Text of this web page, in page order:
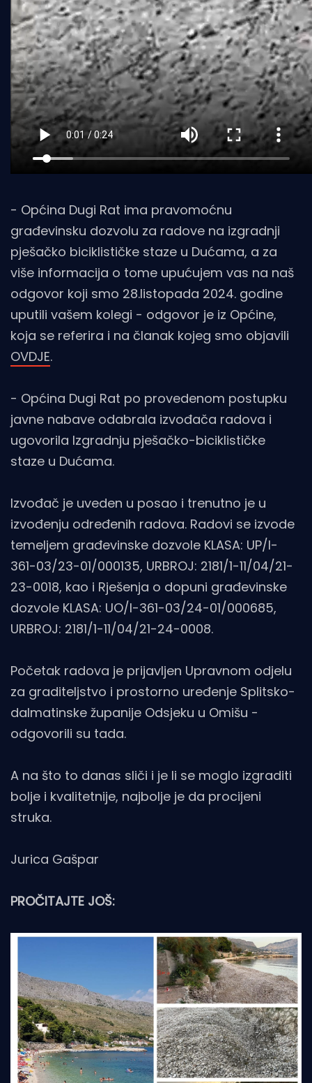
- Općina Dugi Rat ima pravomoćnu
građevinsku dozvolu za radove na izgradnji
pješačko biciklističke staze u Dućama, a za
više informacija o tome upućujem vas na naš
odgovor koji smo 28.listopada 2024. godine
uputili vašem kolegi - odgovor je iz Općine,
koja se referira i na članak kojeg smo objavili
OVDJE.
- Općina Dugi Rat po provedenom postupku
javne nabave odabrala izvođača radova i
ugovorila Izgradnju pješačko-biciklističke
staze u Dućama.
Izvođač je uveden u posao i trenutno je u
izvođenju određenih radova. Radovi se izvode
temeljem građevinske dozvole KLASA: UP/I-
361-03/23-01/000135, URBROJ: 2181/1-11/04/21-
23-0018, kao i Rješenja o dopuni građevinske
dozvole KLASA: UO/I-361-03/24-01/000685,
URBROJ: 2181/1-11/04/21-24-0008.
Početak radova je prijavljen Upravnom odjelu
za graditeljstvo i prostorno uređenje Splitsko-
dalmatinske županije Odsjeku u Omišu -
odgovorili su tada.
A na što to danas sliči i je li se moglo izgraditi
bolje i kvalitetnije, najbolje je da procijeni
struka.
Jurica Gašpar
PROČITAJTE JOŠ: